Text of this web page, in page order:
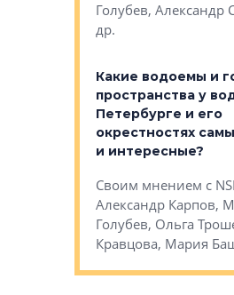
и другие
поделились
Кравцов,
Голубев, Александр
др.
Какие водоемы и
пространства у
Петербурге и его
окрестностях
и интересные?
Своим мнением с
Александр Карпов,
Голубев, Ольга
Кравцова, Мария